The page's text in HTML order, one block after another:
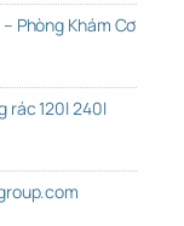
Phòng Khám Cơ
rác 120l 240l